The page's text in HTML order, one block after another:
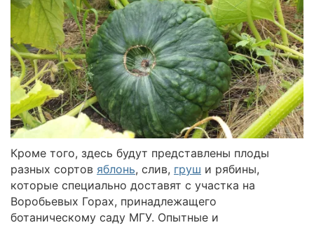
Кроме того, здесь будут представлены плоды
разных сортов яблонь, слив, груш и рябины,
которые специально доставят с участка на
Воробьевых Горах, принадлежащего
ботаническому саду МГУ. Опытные и